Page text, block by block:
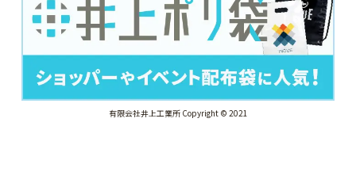
有限会社井上工業所 Copyright © 2021